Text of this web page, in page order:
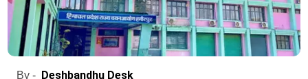
By - Deshbandhu Desk